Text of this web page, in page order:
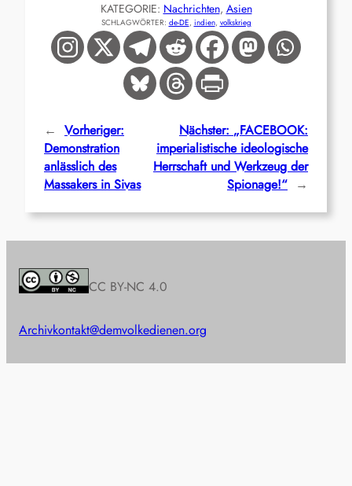
KATEGORIE: Nachrichten, Asien
SCHLAGWÖRTER: de-DE, indien, volkskrieg
← Vorheriger:
Demonstration
anlässlich des
Massakers in Sivas
Nächster: „FACEBOOK:
imperialistische ideologische
Herrschaft und Werkzeug der
Spionage!“ →
CC BY-NC 4.0
Archivkontakt@demvolkedienen.org